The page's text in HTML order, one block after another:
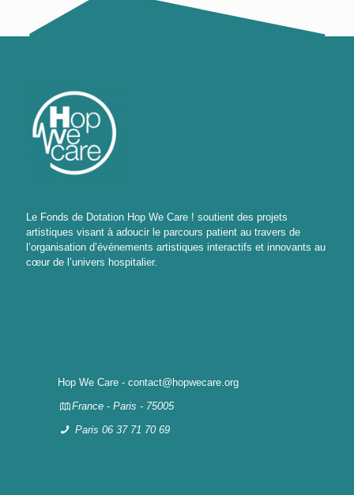
Le Fonds de Dotation Hop We Care ! soutient des projets
artistiques visant à adoucir le parcours patient au travers de
l’organisation d’événements artistiques interactifs et innovants au
cœur de l’univers hospitalier.
Hop We Care - contact@hopwecare.org
France - Paris - 75005
Paris 06 37 71 70 69